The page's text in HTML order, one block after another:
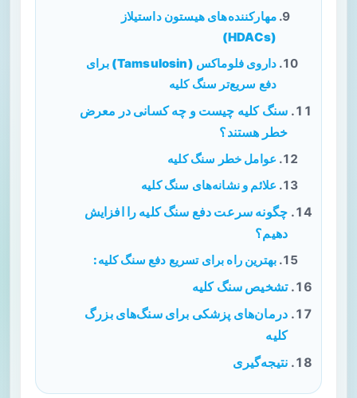
مهارکننده‌های هیستون داستیلاز
(HDACs)
داروی فلوماکس (Tamsulosin) برای
دفع سریع‌تر سنگ کلیه
سنگ کلیه چیست و چه کسانی در معرض
خطر هستند؟
عوامل خطر سنگ کلیه
علائم و نشانه‌های سنگ کلیه
چگونه سرعت دفع سنگ کلیه را افزایش
دهیم؟
بهترین راه برای تسریع دفع سنگ کلیه:
تشخیص سنگ کلیه
درمان‌های پزشکی برای سنگ‌های بزرگ
کلیه
نتیجه‌گیری